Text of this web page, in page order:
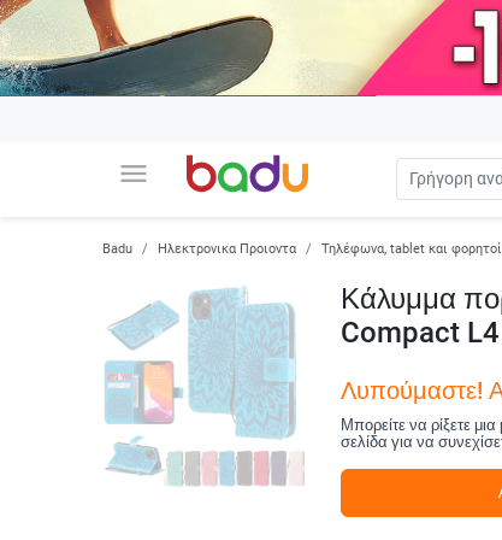
menu
Badu Ηλεκτρονικα Προιοντα Τηλέφωνα, tablet και
Κάλυμμα
Compact
Λυπούμαστε!
Μπορείτε να ρίξετε
σελίδα για να